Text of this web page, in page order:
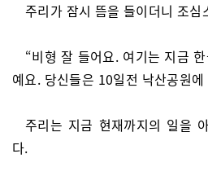
주리가 잠시 뜸을 들이더니 조심
“비형 잘 들어요. 여기는 지금
예요. 당신들은 10일전 낙산공원
주리는 지금 현재까지의 일을
다.